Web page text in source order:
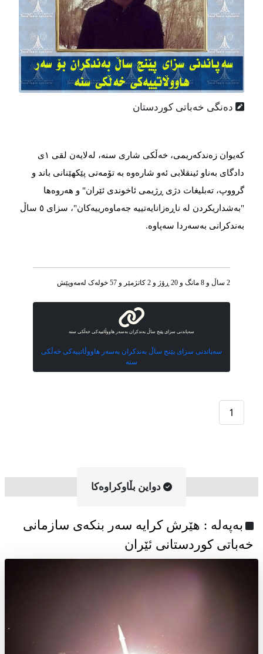
دەنگی خەباتی کوردستان
کەیوان زەندکەریمی، خەڵکی شاری سنە، لەلایەن لقی ١ی
دادگای بەناو ئینقلابی ئەو شارەوە بە تۆمەتی پێکهێنانی باند و
گرووپ، تەبلیغات دژی ڕژیمی ئاخوندی ئێران" و هەروەها
"بەشداریکردن لە ناڕەزانایەتییە جەماوەرییەکان"، سزای ٥ ساڵ
بەندکرانی بەسەردا سەپاوە.
2 ساڵ و 8 مانگ و 20 ڕۆژ و 2 کاتژمێر و 57 خوله‌ک له‌مه‌وپێش‌
سەپاندنی سزای پێنج ساڵ بەندکران بەسەر هاووڵاتییەكی خەڵکی سنە
سەپاندنی سزای پێنج ساڵ بەندکران بەسەر هاووڵاتییەكی خەڵکی
سنە
1
دواین بڵاوکراوه‌کا
به‌په‌له‌ : هێرش کرایە سەر بنکەی سازمانی
خەباتی کوردستانی ئێران